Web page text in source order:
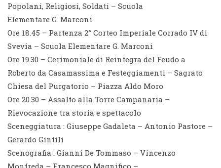
Popolani, Religiosi, Soldati – Scuola
Elementare G. Marconi
Ore 18.45 – Partenza 2° Corteo Imperiale Corrado IV di
Svevia – Scuola Elementare G. Marconi
Ore 19.30 – Cerimoniale di Reintegra del Feudo a
Roberto da Casamassima e Festeggiamenti – Sagrato
Chiesa del Purgatorio – Piazza Aldo Moro
Ore 20.30 – Assalto alla Torre Campanaria –
Rievocazione tra storia e spettacolo
Sceneggiatura : Giuseppe Gadaleta – Antonio Pastore –
Gerardo Gintili
Scenografia : Gianni De Tommaso – Vincenzo